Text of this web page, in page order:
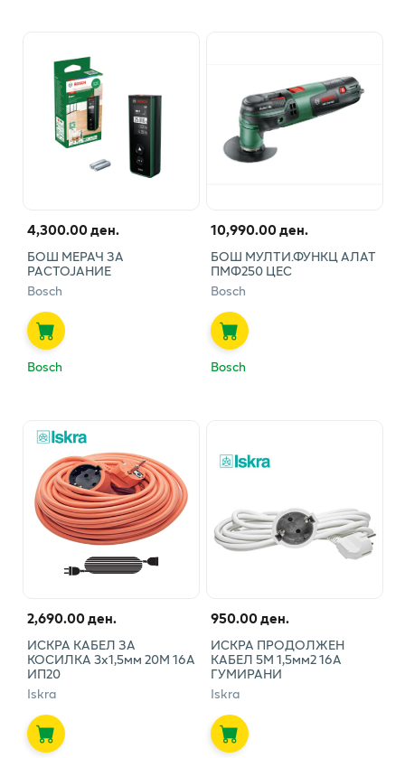
4,300.00 ден.
БОШ МЕРАЧ ЗА
РАСТОЈАНИЕ
Bosch
Bosch
10,990.00 ден.
БОШ МУЛТИ.ФУНКЦ АЛАТ
ПМФ250 ЦЕС
Bosch
Bosch
2,690.00 ден.
ИСКРА КАБЕЛ ЗА
КОСИЛКА 3х1,5мм 20М 16А
ИП20
Iskra
950.00 ден.
ИСКРА ПРОДОЛЖЕН
КАБЕЛ 5М 1,5мм2 16А
ГУМИРАНИ
Iskra